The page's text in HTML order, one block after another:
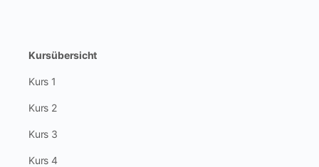
Kursübersicht
Kurs 1
Kurs 2
Kurs 3
Kurs 4